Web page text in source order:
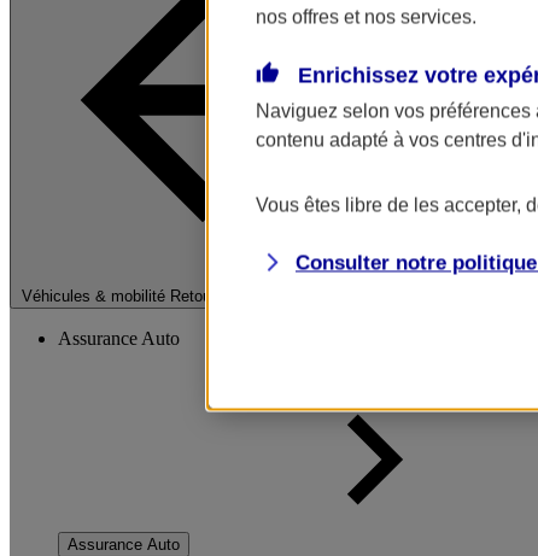
Véhicules & mobilité Retour à la section précédente
Fermer le menu
Assurance Auto
Assurance Auto
nos offres et nos services.
Enrichissez votre
Naviguez selon vos préférences
contenu adapté à vos centres
Vous êtes libre de les accepter,
Consulter notre